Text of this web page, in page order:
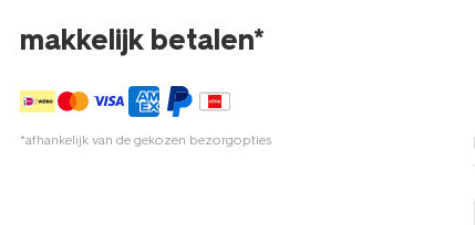
makkelijk betalen*
*afhankelijk van de gekozen bezorgopties